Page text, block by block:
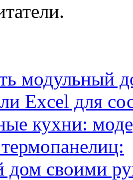
модульный
Excel для
кухни:
дом своими